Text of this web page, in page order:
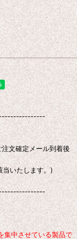
文確定メール到着後
当いたします。)
集中させている製品で